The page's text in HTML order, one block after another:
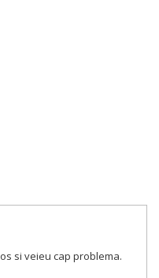
si veieu cap problema.